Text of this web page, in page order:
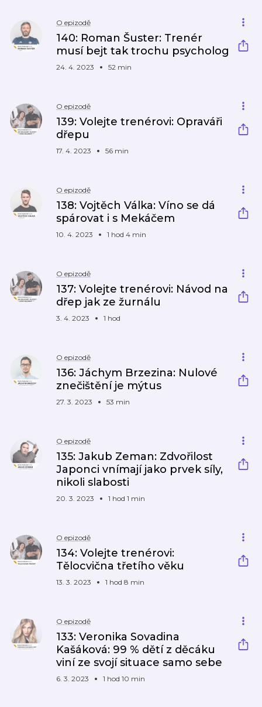
O epizodě
140: Roman Šuster: Trenér
musí bejt tak trochu psycholog
24. 4. 2023 52 min
O epizodě
139: Volejte trenérovi: Opraváři
dřepu
17. 4. 2023 56 min
O epizodě
138: Vojtěch Válka: Víno se dá
spárovat i s Mekáčem
10. 4. 2023 1 hod 4 min
O epizodě
137: Volejte trenérovi: Návod na
dřep jak ze žurnálu
3. 4. 2023 1 hod
O epizodě
136: Jáchym Brzezina: Nulové
znečištění je mýtus
27. 3. 2023 53 min
O epizodě
135: Jakub Zeman: Zdvořilost
Japonci vnímají jako prvek síly,
nikoli slabosti
20. 3. 2023 1 hod 1 min
O epizodě
134: Volejte trenérovi:
Tělocvična třetího věku
13. 3. 2023 1 hod 8 min
O epizodě
133: Veronika Sovadina
Kašáková: 99 % dětí z děcáku
viní ze svojí situace samo sebe
6. 3. 2023 1 hod 10 min